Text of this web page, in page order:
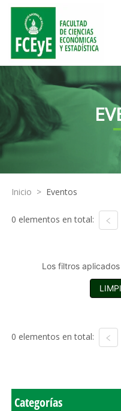
Inicio > Eventos
0 elementos en total:
Los filtros
0 elementos en total:
Categorías